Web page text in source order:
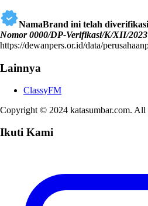
NamaBrand ini telah
Nomor 0000/DP-Verifikasi/K/XII/2023
https://dewanpers.or.id/data/
Lainnya
ClassyFM
Copyright © 2024 katasumbar.com. All
Ikuti Kami